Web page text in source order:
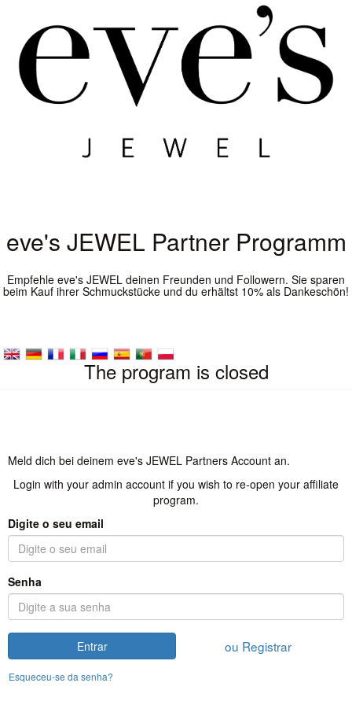
eve's JEWEL Partner Programm
Empfehle eve's JEWEL deinen Freunden und Followern. Sie sparen
beim Kauf ihrer Schmuckstücke und du erhältst 10% als Dankeschön!
The program is closed
Meld dich bei deinem eve's JEWEL Partners Account an.
Login with your admin account if you wish to re-open your affiliate
program.
Digite o seu email
Senha
Entrar ou Registrar
Esqueceu-se da senha?